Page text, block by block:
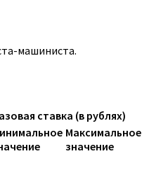
машиниста.
ставка (в рублях)
Максимальное
значение